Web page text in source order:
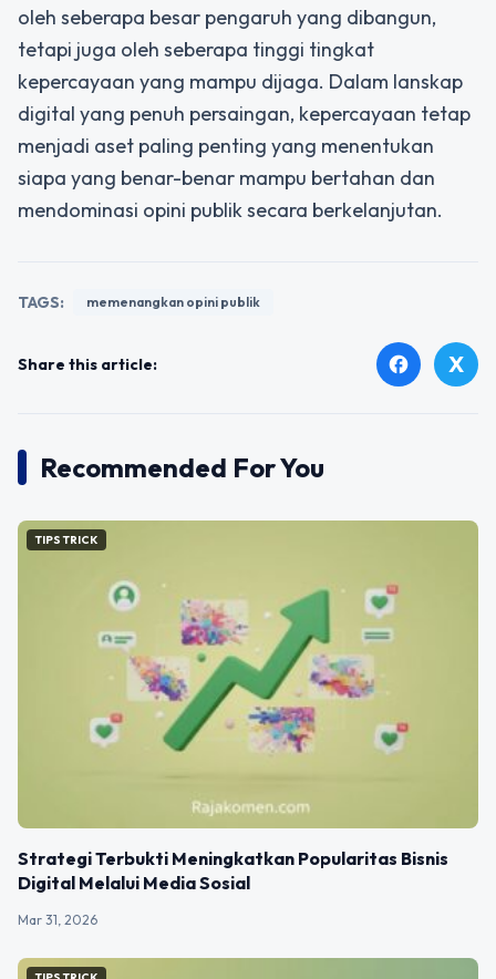
oleh seberapa besar pengaruh yang dibangun,
tetapi juga oleh seberapa tinggi tingkat
kepercayaan yang mampu dijaga. Dalam lanskap
digital yang penuh persaingan, kepercayaan tetap
menjadi aset paling penting yang menentukan
siapa yang benar-benar mampu bertahan dan
mendominasi opini publik secara berkelanjutan.
TAGS: memenangkan opini publik
Share this article: facebook X
Recommended For You
TIPS TRICK
Strategi Terbukti Meningkatkan Popularitas Bisnis
Digital Melalui Media Sosial
Mar 31, 2026